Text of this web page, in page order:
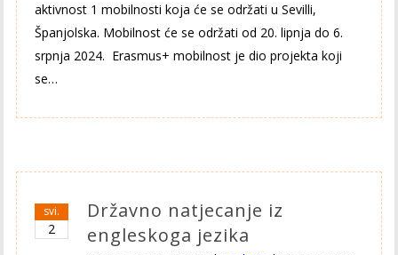
aktivnost 1 mobilnosti koja će se održati u Sevilli,
Španjolska. Mobilnost će se održati od 20. lipnja do 6.
srpnja 2024. Erasmus+ mobilnost je dio projekta koji
se…
svi.
2
Državno natjecanje iz
engleskoga jezika